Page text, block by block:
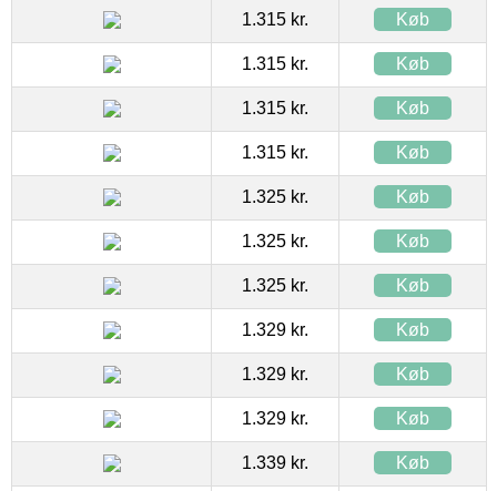
1.315 kr. Køb
1.315 kr. Køb
1.315 kr. Køb
1.315 kr. Køb
1.325 kr. Køb
1.325 kr. Køb
1.325 kr. Køb
1.329 kr. Køb
1.329 kr. Køb
1.329 kr. Køb
1.339 kr. Køb